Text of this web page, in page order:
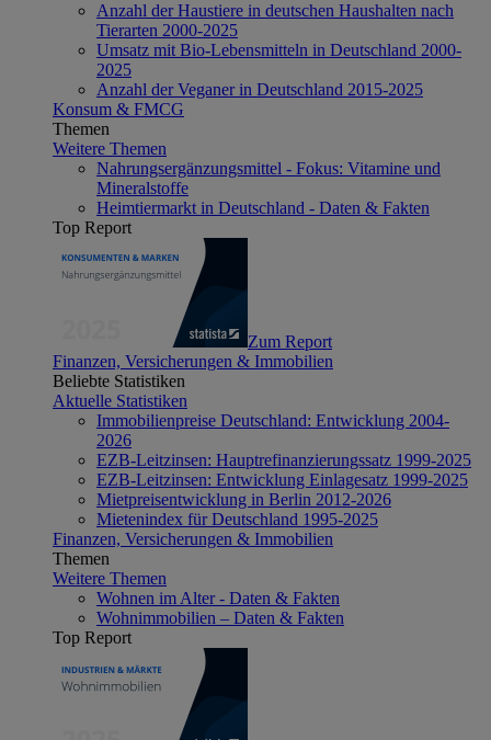
Anzahl der Haustiere in deutschen Haushalten nach
Tierarten 2000-2025
Umsatz mit Bio-Lebensmitteln in Deutschland 2000-
2025
Anzahl der Veganer in Deutschland 2015-2025
Konsum & FMCG
Themen
Weitere Themen
Nahrungsergänzungsmittel - Fokus: Vitamine und
Mineralstoffe
Heimtiermarkt in Deutschland - Daten & Fakten
Top Report
Zum Report
Finanzen, Versicherungen & Immobilien
Beliebte Statistiken
Aktuelle Statistiken
Immobilienpreise Deutschland: Entwicklung 2004-
2026
EZB-Leitzinsen: Hauptrefinanzierungssatz 1999-2025
EZB-Leitzinsen: Entwicklung Einlagesatz 1999-2025
Mietpreisentwicklung in Berlin 2012-2026
Mietenindex für Deutschland 1995-2025
Finanzen, Versicherungen & Immobilien
Themen
Weitere Themen
Wohnen im Alter - Daten & Fakten
Wohnimmobilien – Daten & Fakten
Top Report